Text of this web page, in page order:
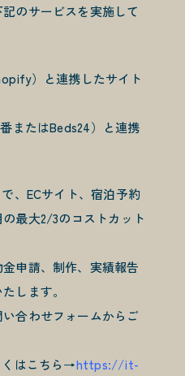
のサービスを実施して
）と連携したサイト
またはBeds24）と連携
、ECサイト、宿泊予約
最大2/3のコストカット
申請、制作、実績報告
します。
合わせフォームからご
くはこちら→https://it-